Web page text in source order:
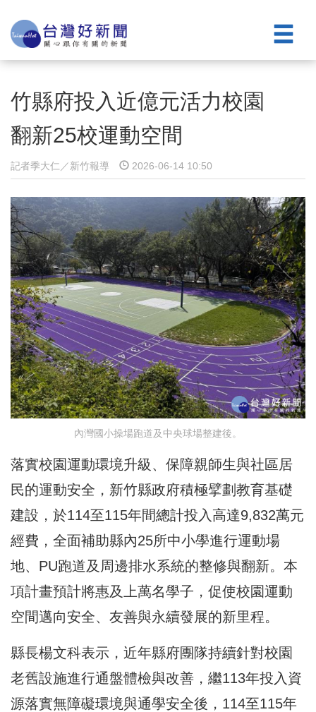
竹縣府投入近億元活力校園
翻新25校運動空間
記者季大仁／新竹報導 2026-06-14 10:50
內灣國小操場跑道及中央球場整建後。
落實校園運動環境升級、保障親師生與社區居
民的運動安全，新竹縣政府積極擘劃教育基礎
建設，於114至115年間總計投入高達9,832萬元
經費，全面補助縣內25所中小學進行運動場
地、PU跑道及周邊排水系統的整修與翻新。本
項計畫預計將惠及上萬名學子，促使校園運動
空間邁向安全、友善與永續發展的新里程。
縣長楊文科表示，近年縣府團隊持續針對校園
老舊設施進行通盤體檢與改善，繼113年投入資
源落實無障礙環境與通學安全後，114至115年